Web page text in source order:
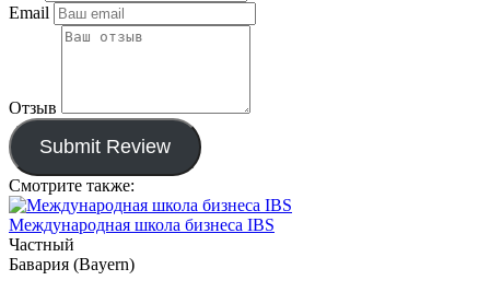
Email
Отзыв
Submit Review
Смотрите также:
Международная школа бизнеса IBS
Частный
Бавария (Bayern)